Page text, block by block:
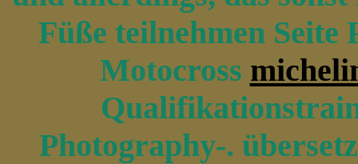
Füße teilnehmen Seite
Motocross
Photography-.